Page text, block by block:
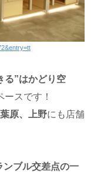
る”はかどり空
スです！
原、上野にも店舗
ンブル交差点の一